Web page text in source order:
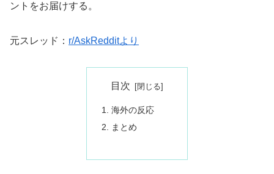
ントをお届けする。
元スレッド： r/AskRedditより
目次
海外の反応
まとめ